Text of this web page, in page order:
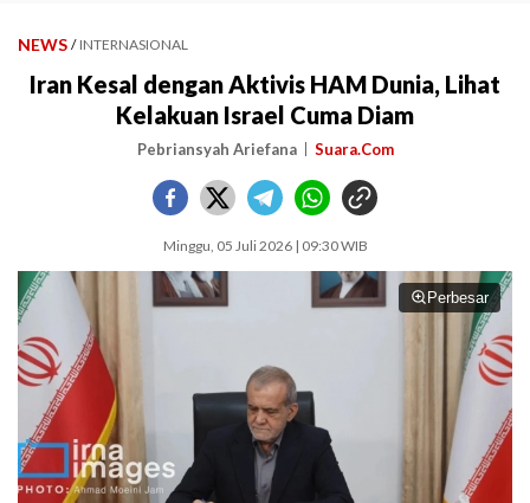
NEWS / INTERNASIONAL
Iran Kesal dengan Aktivis HAM Dunia, Lihat
Kelakuan Israel Cuma Diam
Pebriansyah Ariefana Suara.Com
Minggu, 05 Juli 2026 | 09:30 WIB
Perbesar